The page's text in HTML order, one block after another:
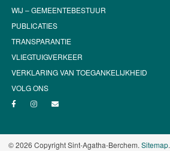
WIJ – GEMEENTEBESTUUR
PUBLICATIES
TRANSPARANTIE
VLIEGTUIGVERKEER
VERKLARING VAN TOEGANKELIJKHEID
VOLG ONS
© 2026 Copyright Sint-Agatha-Berchem. Sitemap.